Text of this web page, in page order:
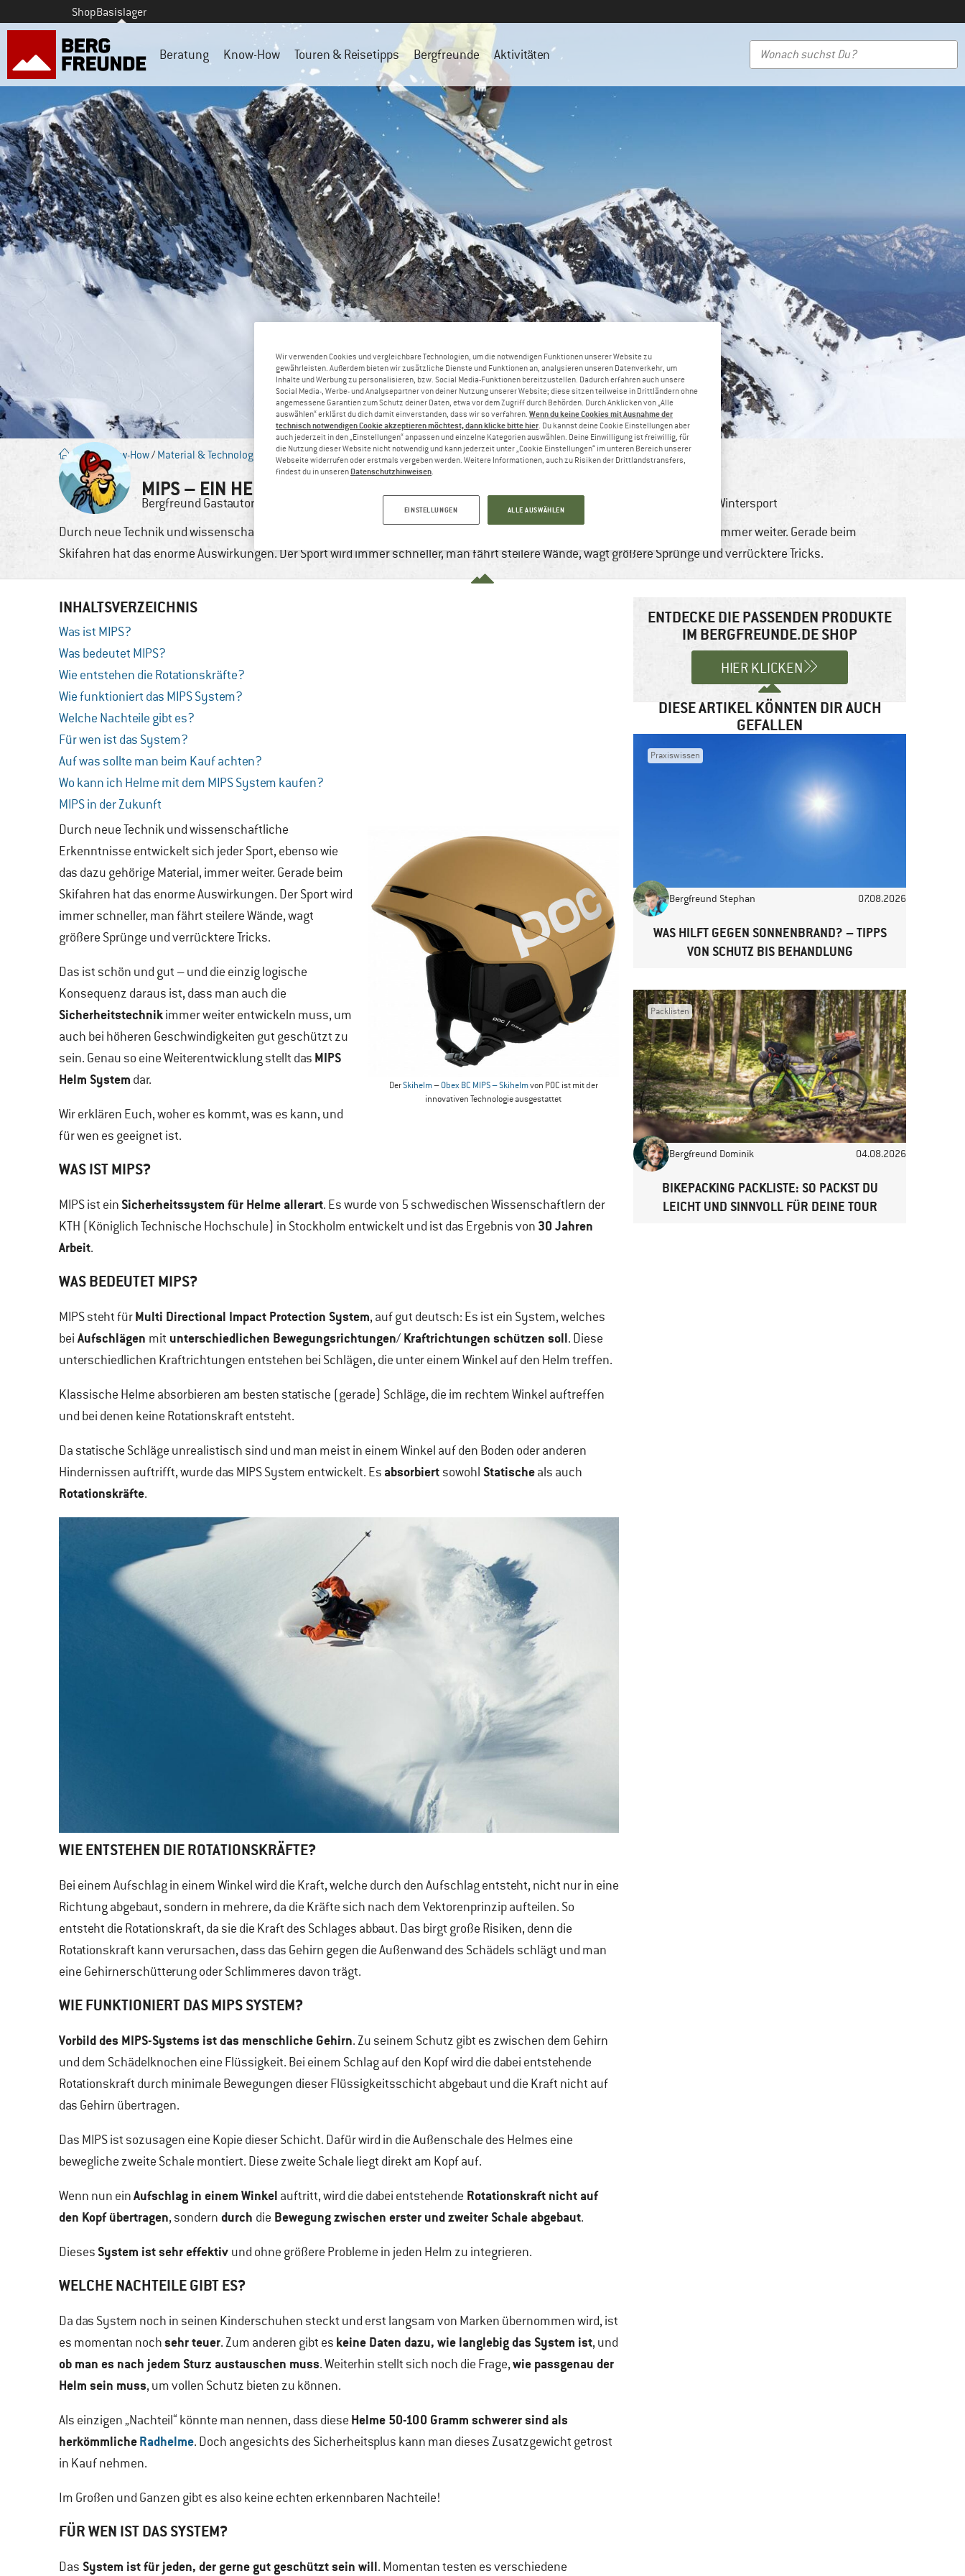
ShopBasislager
Beratung Know-How Touren & Reisetipps Bergfreunde Aktivitäten
Blog/ Know-How/ Material & Technologie
MIPS – EIN HELM-SYSTEM MIT KÖPFCHEN?
Bergfreund Gastautor Bergsteigen & Hochtouren
Wintersport
Durch neue Technik und wissenschaftliche Erkenntnisse entwickelt sich jeder Sport, ebenso wie das dazu gehörige Material, immer weiter. Gerade beim
Skifahren hat das enorme Auswirkungen. Der Sport wird immer schneller, man fährt steilere Wände, wagt größere Sprünge und verrücktere Tricks.
INHALTSVERZEICHNIS
Was ist MIPS?
Was bedeutet MIPS?
Wie entstehen die Rotationskräfte?
Wie funktioniert das MIPS System?
Welche Nachteile gibt es?
Für wen ist das System?
Auf was sollte man beim Kauf achten?
Wo kann ich Helme mit dem MIPS System kaufen?
MIPS in der Zukunft
DerSkihelm–Obex BC MIPS – Skihelmvon POC ist mit der
innovativen Technologie ausgestattet
Durch neue Technik und wissenschaftliche
Erkenntnisse entwickelt sich jeder Sport, ebenso wie
das dazu gehörige Material, immer weiter. Gerade beim
Skifahren hat das enorme Auswirkungen. Der Sport wird
immer schneller, man fährt steilere Wände, wagt
größere Sprünge und verrücktere Tricks.
Das ist schön und gut – und die einzig logische
Konsequenz daraus ist, dass man auch die
Sicherheitstechnikimmer weiter entwickeln muss, um
auch bei höheren Geschwindigkeiten gut geschützt zu
sein. Genau so eine Weiterentwicklung stellt das MIPS
Helm System dar.
Wir erklären Euch, woher es kommt, was es kann, und
für wen es geeignet ist.
WAS IST MIPS?
MIPS ist einSicherheitssystem für Helme allerart. Es wurde von 5 schwedischen Wissenschaftlern der
KTH (Königlich Technische Hochschule) in Stockholm entwickelt und ist das Ergebnis von 30 Jahren
Arbeit.
WAS BEDEUTET MIPS?
MIPS steht fürMulti Directional Impact Protection System, auf gut deutsch: Es ist ein System, welches
bei Aufschlägen mit unterschiedlichen Bewegungsrichtungen/ Kraftrichtungen schützen soll. Diese
unterschiedlichen Kraftrichtungen entstehen bei Schlägen, die unter einem Winkel auf den Helm treffen.
Klassische Helme absorbieren am besten statische (gerade) Schläge, die im rechtem Winkel auftreffen
und bei denen keine Rotationskraft entsteht.
Da statische Schläge unrealistisch sind und man meist in einem Winkel auf den Boden oder anderen
Hindernissen auftrifft, wurde das MIPS System entwickelt. Es absorbiert sowohl Statischeals auch
Rotationskräfte.
WIE ENTSTEHEN DIE ROTATIONSKRÄFTE?
Bei einem Aufschlag in einem Winkel wird die Kraft, welche durch den Aufschlag entsteht, nicht nur in eine
Richtung abgebaut, sondern in mehrere, da die Kräfte sich nach dem Vektorenprinzip aufteilen. So
entsteht die Rotationskraft, da sie die Kraft des Schlages abbaut. Das birgt große Risiken, denn die
Rotationskraft kann verursachen, dass das Gehirn gegen die Außenwand des Schädels schlägt und man
eine Gehirnerschütterung oder Schlimmeres davon trägt.
WIE FUNKTIONIERT DAS MIPS SYSTEM?
Vorbild des MIPS-Systems ist das menschliche Gehirn. Zu seinem Schutz gibt es zwischen dem Gehirn
und dem Schädelknochen eine Flüssigkeit. Bei einem Schlag auf den Kopf wird die dabei entstehende
Rotationskraft durch minimale Bewegungen dieser Flüssigkeitsschicht abgebaut und die Kraft nicht auf
das Gehirn übertragen.
Das MIPS ist sozusagen eine Kopie dieser Schicht. Dafür wird in die Außenschale des Helmes eine
bewegliche zweite Schale montiert. Diese zweite Schale liegt direkt am Kopf auf.
Wenn nun einAufschlag in einem Winkel auftritt, wird die dabei entstehende Rotationskraft nicht auf
den Kopf übertragen, sondern durch die Bewegung zwischen erster und zweiter Schale abgebaut.
DiesesSystem ist sehr effektiv und ohne größere Probleme in jeden Helm zu integrieren.
WELCHE NACHTEILE GIBT ES?
Da das System noch in seinen Kinderschuhen steckt und erst langsam von Marken übernommen wird, ist
es momentan nochsehr teuer. Zum anderen gibt es keine Daten dazu, wie langlebig das System ist, und
ob man es nach jedem Sturz austauschen muss. Weiterhin stellt sich noch die Frage,wie passgenau der
Helm sein muss, um vollen Schutz bieten zu können.
Als einzigen „Nachteil“ könnte man nennen, dass diese Helme 50-100 Gramm schwerer sind als
herkömmlicheRadhelme. Doch angesichts des Sicherheitsplus kann man dieses Zusatzgewicht getrost
in Kauf nehmen.
Im Großen und Ganzen gibt es also keine echten erkennbaren Nachteile!
FÜR WEN IST DAS SYSTEM?
Das System ist für jeden, der gerne gut geschützt sein will. Momentan testen es verschiedene
ENTDECKE DIE PASSENDEN PRODUKTE
IM BERGFREUNDE.DE SHOP
HIER KLICKEN
DIESE ARTIKEL KÖNNTEN DIR AUCH
GEFALLEN
Praxiswissen
Bergfreund Stephan 07.08.2026
WAS HILFT GEGEN SONNENBRAND? – TIPPS
VON SCHUTZ BIS BEHANDLUNG
Packlisten
Bergfreund Dominik 04.08.2026
BIKEPACKING PACKLISTE: SO PACKST DU
LEICHT UND SINNVOLL FÜR DEINE TOUR
Wir verwenden Cookies und vergleichbare Technologien, um die notwendigen Funktionen unserer Website zu
gewährleisten. Außerdem bieten wir zusätzliche Dienste und Funktionen an, analysieren unseren Datenverkehr, um
Inhalte und Werbung zu personalisieren, bzw. Social Media-Funktionen bereitzustellen. Dadurch erfahren auch unsere
Social Media-, Werbe- und Analysepartner von deiner Nutzung unserer Website; diese sitzen teilweise in Drittländern ohne
angemessene Garantien zum Schutz deiner Daten, etwa vor dem Zugriff durch Behörden. Durch Anklicken von „Alle
auswählen“ erklärst du dich damit einverstanden, dass wir so verfahren. Wenn du keine Cookies mit Ausnahme der
technisch notwendigen Cookie akzeptieren möchtest, dann klicke bitte hier. Du kannst deine Cookie Einstellungen aber
auch jederzeit in den „Einstellungen“ anpassen und einzelne Kategorien auswählen. Deine Einwilligung ist freiwillig, für
die Nutzung dieser Website nicht notwendig und kann jederzeit unter „Cookie Einstellungen“ im unteren Bereich unserer
Webseite widerrufen oder erstmals vergeben werden. Weitere Informationen, auch zu Risiken der Drittlandstransfers,
findest du in unseren Datenschutzhinweisen.
EINSTELLUNGEN ALLE AUSWÄHLEN